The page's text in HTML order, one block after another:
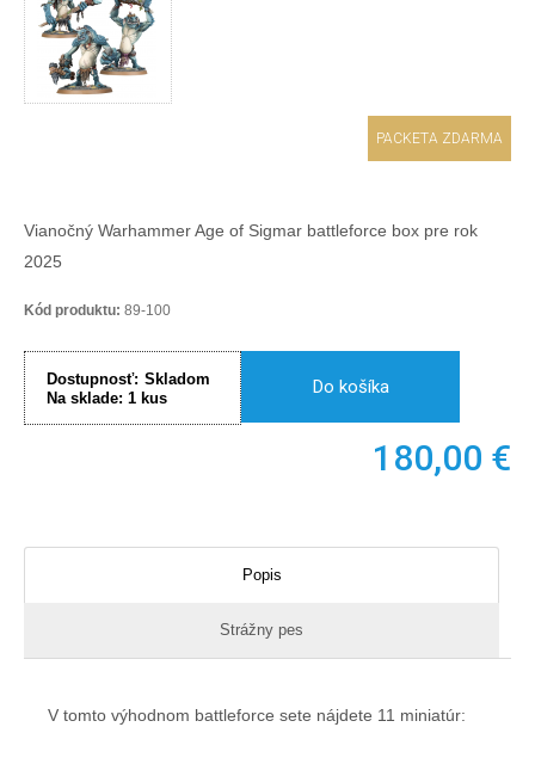
PACKETA ZDARMA
Vianočný Warhammer Age of Sigmar battleforce box pre rok
2025
Kód produktu: 89-100
Dostupnosť: Skladom
Na sklade: 1 kus
Do košíka
180,00 €
Popis
Strážny pes
V tomto výhodnom battleforce sete nájdete 11 miniatúr: